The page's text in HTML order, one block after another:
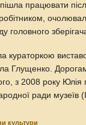
працювати
головного
кураторкою
Глущенко.
з 2008 року
ради музеїв
культури